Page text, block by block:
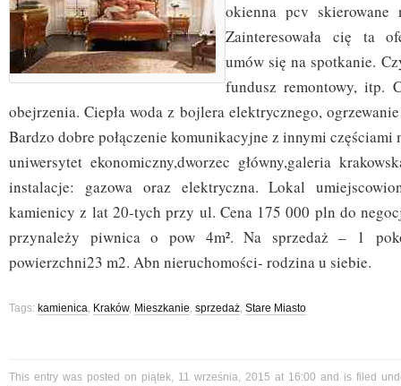
okienna pcv skierowane
Zainteresowała cię ta
umów się na spotkanie.
fundusz remontowy, itp.
obejrzenia. Ciepła woda z bojlera elektrycznego,
Bardzo dobre połączenie komunikacyjne z innymi częściami
uniwersytet ekonomiczny,dworzec główny,galeria
instalacje: gazowa oraz elektryczna. Lokal
kamienicy z lat 20-tych przy ul. Cena 175 000 pln do
przynależy piwnica o pow 4m². Na sprzedaż – 1
powierzchni23 m2. Abn nieruchomości- rodzina u siebie.
Tags: kamienica, Kraków, Mieszkanie, sprzedaż, Stare Miasto
This entry was posted on piątek, 11 września, 2015 at 16:00 and is filed